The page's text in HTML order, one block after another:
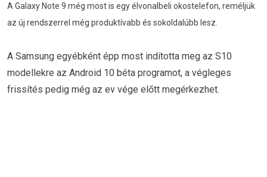
A Galaxy Note 9 még most is egy élvonalbeli okostelefon, reméljük
az új rendszerrel még produktívabb és sokoldalúbb lesz.
A Samsung egyébként épp most indította meg az S10
modellekre az Android 10 béta programot, a végleges
frissítés pedig még az ev vége előtt megérkezhet.